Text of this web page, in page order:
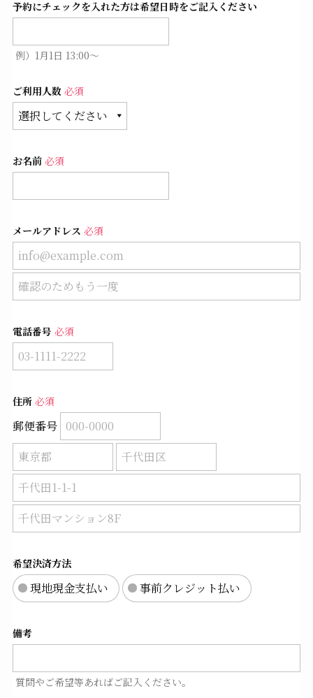
予約にチェックを入れた方は希望日時をご記入ください
例）1月1日 13:00〜
ご利用人数 必須
お名前 必須
メールアドレス 必須
電話番号 必須
住所 必須
郵便番号
希望決済方法
現地現金支払い 事前クレジット払い
備考
質問やご希望等あればご記入ください。